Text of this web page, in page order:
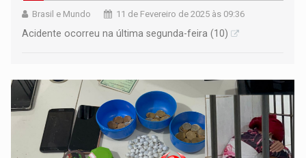
Brasil e Mundo 11 de Fevereiro de 2025 às 09:36
Acidente ocorreu na última segunda-feira (10)